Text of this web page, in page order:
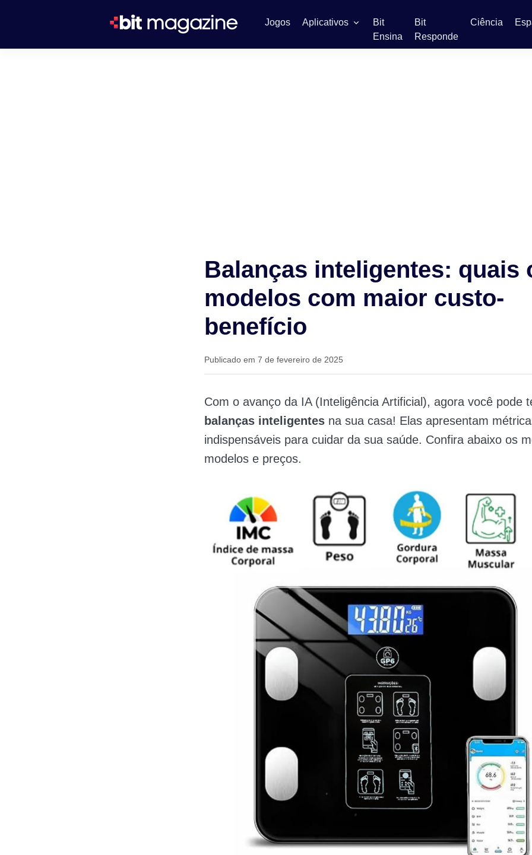
Jogos Aplicativos
Bit
Ensina
Bit
Responde
Ciência
Balanças inteligentes: quais
modelos com maior custo-
benefício
Publicado em 7 de fevereiro de 2025
Com o avanço da IA (Inteligência Artificial), agora você pode
balanças inteligentes na sua casa! Elas apresentam
indispensáveis para cuidar da sua saúde. Confira abaixo os
modelos e preços.